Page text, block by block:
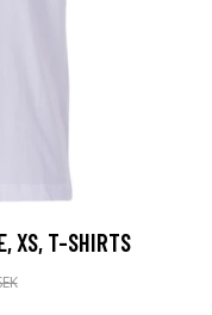
XS, T-SHIRTS